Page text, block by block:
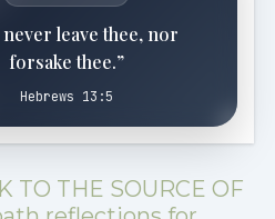
never leave thee, nor
forsake thee.”
Hebrews 13:5
TO THE SOURCE OF